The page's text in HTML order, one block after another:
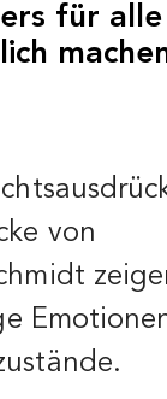
für alle
von